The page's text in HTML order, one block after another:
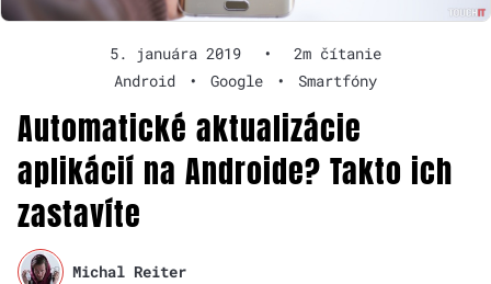
5. januára 2019 •
2m čítanie
Android
• Google • Smartfóny
Automatické aktualizácie
aplikácií na Androide? Takto ich
zastavíte
Michal Reiter